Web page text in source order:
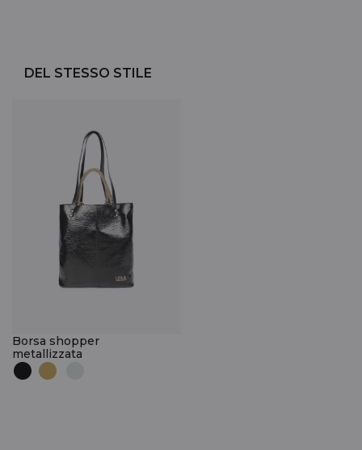
DEL STESSO STILE
Borsa shopper
metallizzata